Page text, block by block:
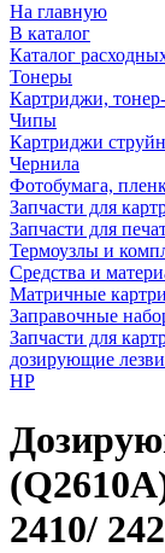
На главную
В каталог
Каталог
Тонеры
Картриджи,
Чипы
Картриджи
Чернила
Фотобумага,
Запчасти для
Запчасти для
Термоузлы и
Средства и
Матричные
Заправочные
Запчасти для
дозирующие
HP
2410/